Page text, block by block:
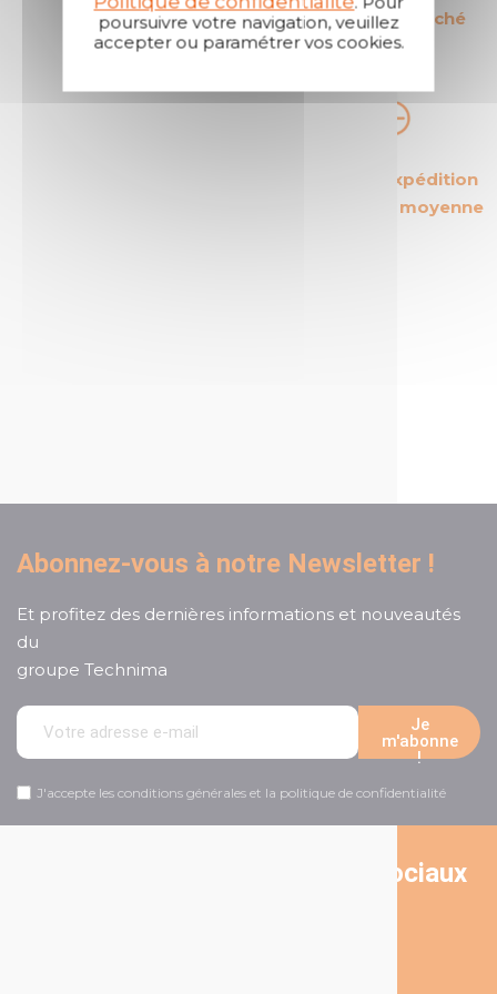
sur son secteur
sécurisés du marché
Des délais d'expédition
courts : 24h en moyenne
Abonnez-vous à notre Newsletter !
Et profitez des dernières informations et nouveautés
du
groupe Technima
Je
m'abonne
!
J'accepte les conditions générales et la politique de confidentialité
Suivez-nous sur les réseaux sociaux
poursuivre votre navigation, veuillez
accepter ou paramétrer vos cookies.